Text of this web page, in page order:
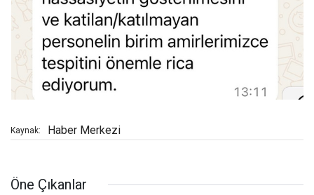
Kaynak: Haber Merkezi
Öne Çıkanlar